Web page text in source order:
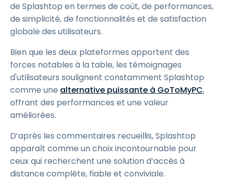
de Splashtop en termes de coût, de performances,
de simplicité, de fonctionnalités et de satisfaction
globale des utilisateurs.
Bien que les deux plateformes apportent des
forces notables à la table, les témoignages
d'utilisateurs soulignent constamment Splashtop
comme une alternative puissante à GoToMyPC,
offrant des performances et une valeur
améliorées.
D’après les commentaires recueillis, Splashtop
apparaît comme un choix incontournable pour
ceux qui recherchent une solution d’accès à
distance complète, fiable et conviviale.